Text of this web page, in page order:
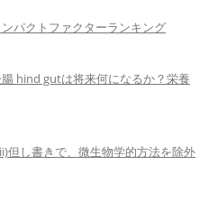
パクトファクターランキング
hind gutは将来何になるか？栄養
但し書きで、微生物学的方法を除外